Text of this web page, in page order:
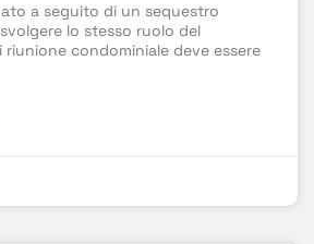
a seguito di un sequestro
lo stesso ruolo del
riunione condominiale deve essere